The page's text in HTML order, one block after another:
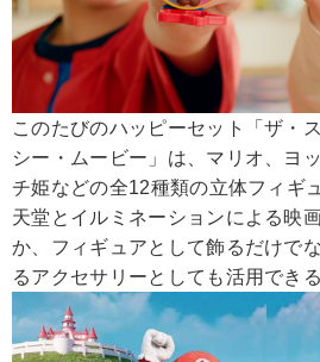
このたびのハッピーセット「ザ・
シー・ムービー」は、マリオ、ヨ
チ姫などの全12種類の立体フィギ
天堂とイルミネーションによる映
か、フィギュアとして飾るだけで
るアクセサリーとしても活用できる